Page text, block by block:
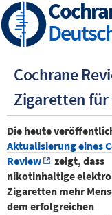
Skip
to
main
Cochrane
Zigaretten
Die heute
Aktualisierung eines
Review
zeigt, dass
nikotinhaltige
Zigaretten mehr
dem erfolgreichen